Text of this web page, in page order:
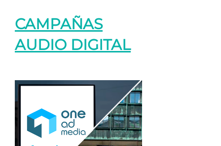
CAMPAÑAS
AUDIO DIGITAL